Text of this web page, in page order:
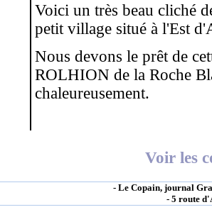
Voici un très beau cliché
petit village situé à l'Est
Nous devons le prêt de
ROLHION de la Roche
chaleureusement.
Voir les
- Le Copain, journal
- 5 route